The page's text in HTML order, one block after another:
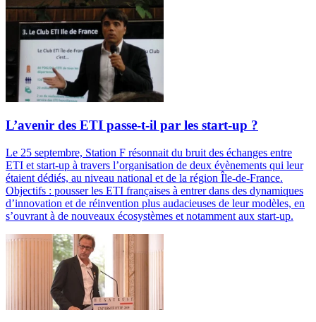
L’avenir des ETI passe-t-il par les start-up ?
Le 25 septembre, Station F résonnait du bruit des échanges entre
ETI et start-up à travers l’organisation de deux évènements qui leur
étaient dédiés, au niveau national et de la région Île-de-France.
Objectifs : pousser les ETI françaises à entrer dans des dynamiques
d’innovation et de réinvention plus audacieuses de leur modèles, en
s’ouvrant à de nouveaux écosystèmes et notamment aux start-up.